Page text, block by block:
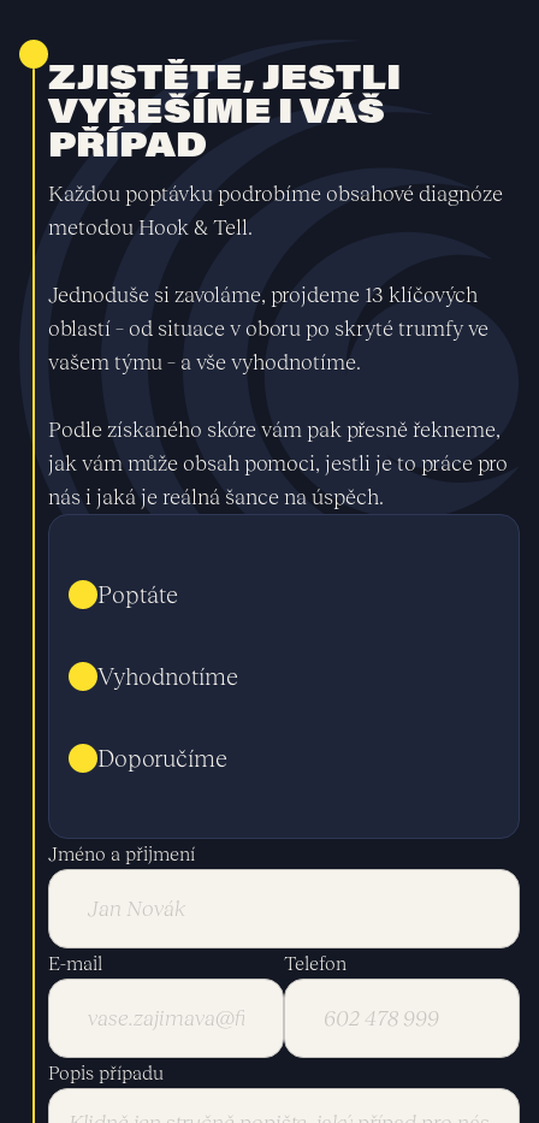
ZJISTĚTE, JESTLI
VYŘEŠÍME I VÁŠ
PŘÍPAD
Každou poptávku podrobíme obsahové diagnóze
metodou Hook & Tell.
Jednoduše si zavoláme, projdeme 13 klíčových
oblastí – od situace v oboru po skryté trumfy ve
vašem týmu – a vše vyhodnotíme.
Podle získaného skóre vám pak přesně řekneme,
jak vám může obsah pomoci, jestli je to práce pro
nás i jaká je reálná šance na úspěch.
Poptáte
Vyhodnotíme
Doporučíme
Jméno a přijmení
E-mail Telefon
Popis případu